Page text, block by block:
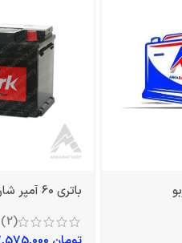
باتری 60 آمپر شارک
(2)